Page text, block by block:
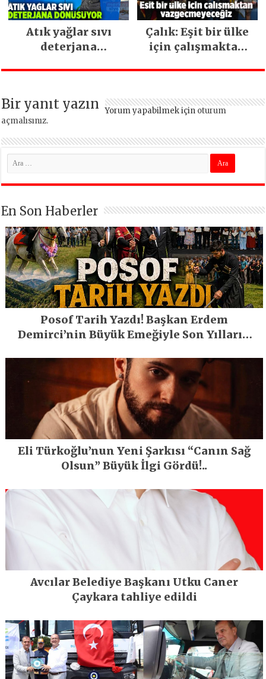
Atık yağlar sıvı
deterjana
Çalık: Eşit bir ülke
için çalışmaktan
Bir yanıt yazın Yorum yapabilmek için oturum
açmalısınız.
En Son Haberler
Posof Tarih Yazdı! Başkan Erdem
Demirci’nin Büyük Emeğiyle Son Yılların
Eli Türkoğlu’nun Yeni Şarkısı “Canın Sağ
Olsun” Büyük İlgi Gördü!..
Avcılar Belediye Başkanı Utku Caner
Çaykara tahliye edildi